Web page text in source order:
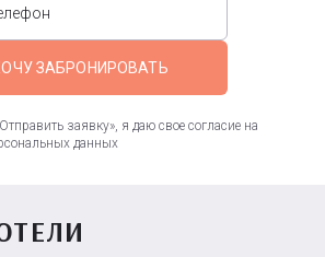
ЗАБРОНИРОВАТЬ
заявку», я даю свое согласие на
данных